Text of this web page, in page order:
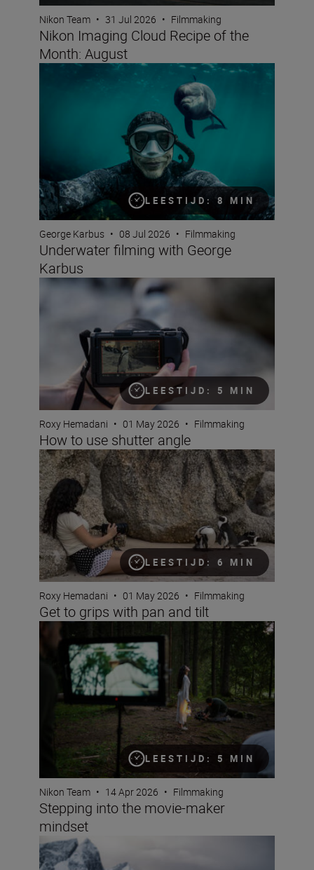
Nikon Team • 31 Jul 2026 • Filmmaking
Nikon Imaging Cloud Recipe of the
Month: August
LEESTIJD: 8 MIN
Underwater filming with George Karbus
George Karbus • 08 Jul 2026 • Filmmaking
Underwater filming with George
Karbus
LEESTIJD: 5 MIN
How to use shutter angle
Roxy Hemadani • 01 May 2026 • Filmmaking
How to use shutter angle
LEESTIJD: 6 MIN
Get to grips with pan and tilt
Roxy Hemadani • 01 May 2026 • Filmmaking
Get to grips with pan and tilt
LEESTIJD: 5 MIN
Stepping into the movie-maker mindset
Nikon Team • 14 Apr 2026 • Filmmaking
Stepping into the movie-maker
mindset
The Nikon ZR: Tried and tested